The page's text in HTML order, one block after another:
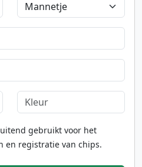
gebruikt voor het
en registratie van chips.